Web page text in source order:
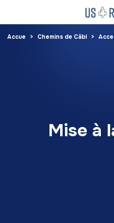
Accueil Chemins de Câbles
Mise à